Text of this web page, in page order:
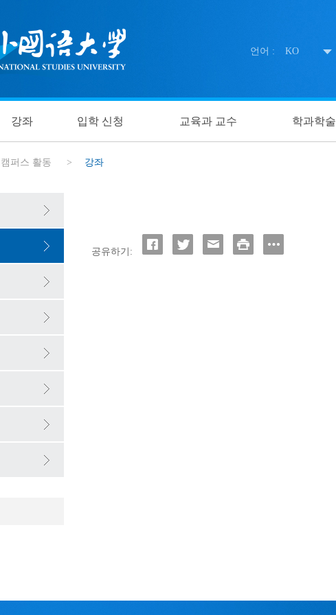
언어 : KO
강좌 입학 신청 교육과 교수 학과학술
캠퍼스 활동 > 강좌
공유하기: